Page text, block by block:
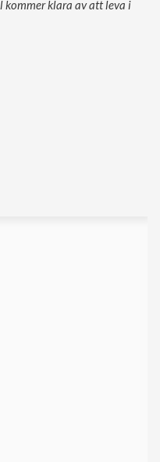
kommer klara av att leva i